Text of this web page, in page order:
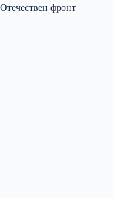
Отечествен фронт